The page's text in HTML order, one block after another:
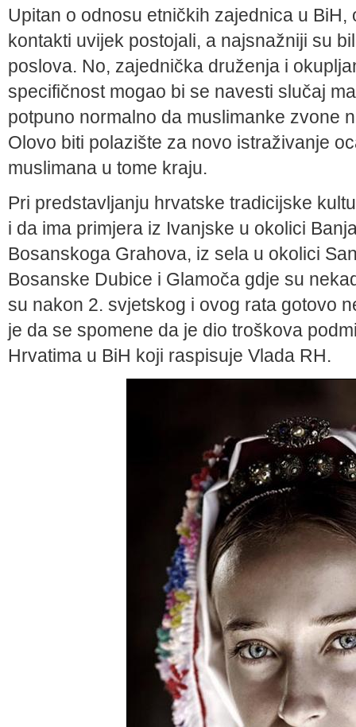
Upitan o odnosu etničkih zajednica u
kontakti uvi­jek postojali, a najsnažniji su
poslova. No, zajed­nička druženja i
specifičnost mogao bi se navesti slučaj
potpuno normalno da muslimanke zvone
Olovo biti polazište za novo istraživanje
muslimana u tome kraju.
Pri predstavljanju hrvatske tradicijske
i da ima primjera iz Ivanjske u okolici
Bosanskoga Gra­hova, iz sela u okolici
Bosanske Dubice i Gla­moča gdje su
su nakon 2. svjetskog i ovog rata gotovo
je da se spomene da je dio troškova
Hrvatima u BiH koji raspisuje Vlada RH.